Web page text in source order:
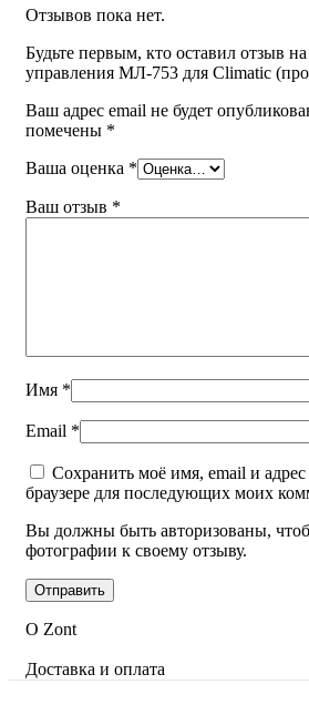
Отзывов пока нет.
Будьте первым, кто оставил отзыв
управления MЛ-753 для Climatic
Ваш адрес email не будет
помечены *
Ваша оценка *
Ваш отзыв *
Имя *
Email *
Сохранить моё имя, email и адрес
браузере для последующих моих
Вы должны быть авторизованы,
фотографии к своему отзыву.
О Zont
Доставка и оплата